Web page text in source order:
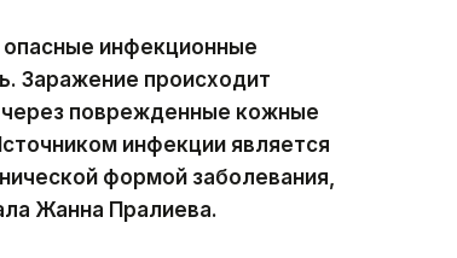
инфекционные
Заражение происходит
через поврежденные кожные
инфекции является
формой заболевания,
Жанна Пралиева.